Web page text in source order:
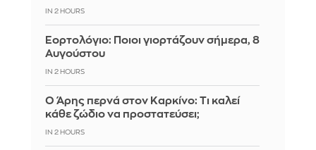
IN 2 HOURS
Εορτολόγιο: Ποιοι γιορτάζουν σήμερα, 8
Αυγούστου
IN 2 HOURS
Ο Άρης περνά στον Καρκίνο: Τι καλεί
κάθε ζώδιο να προστατεύσει;
IN 2 HOURS